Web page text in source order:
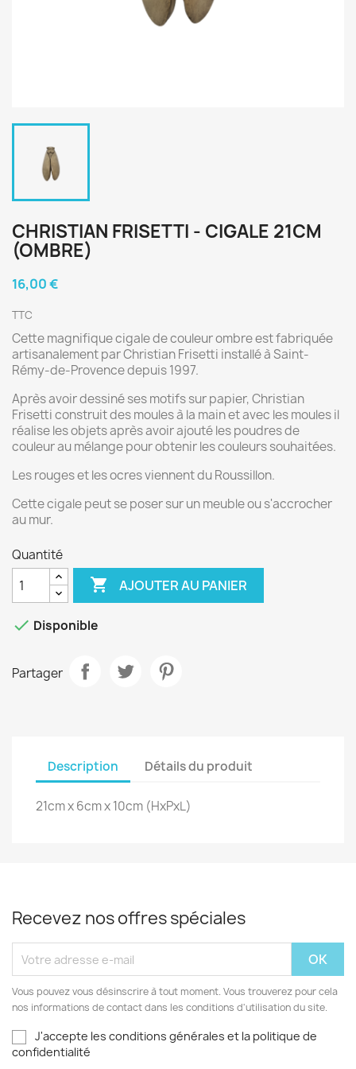
CHRISTIAN FRISETTI - CIGALE 21CM
(OMBRE)
16,00 €
TTC
Cette magnifique cigale de couleur ombre est fabriquée
artisanalement par Christian Frisetti installé à Saint-
Rémy-de-Provence depuis 1997.
Après avoir dessiné ses motifs sur papier, Christian
Frisetti construit des moules à la main et avec les moules il
réalise les objets après avoir ajouté les poudres de
couleur au mélange pour obtenir les couleurs souhaitées.
Les rouges et les ocres viennent du Roussillon.
Cette cigale peut se poser sur un meuble ou s'accrocher
au mur.
Quantité
 AJOUTER AU PANIER
 Disponible
Partager
Description Détails du produit
21cm x 6cm x 10cm (HxPxL)
Recevez nos offres spéciales
Vous pouvez vous désinscrire à tout moment. Vous trouverez pour cela
nos informations de contact dans les conditions d'utilisation du site.
J'accepte les conditions générales et la politique de
confidentialité